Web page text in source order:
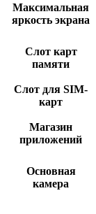
Максимальная
яркость экрана
Слот карт
памяти
Слот для SIM-
карт
Магазин
приложений
Основная
камера